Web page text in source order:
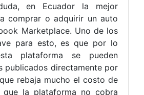
en Ecuador la mejor
comprar o adquirir un auto
Marketplace. Uno de los
para esto, es que por lo
plataforma se pueden
publicados directamente por
rebaja mucho el costo de
que la plataforma no cobra